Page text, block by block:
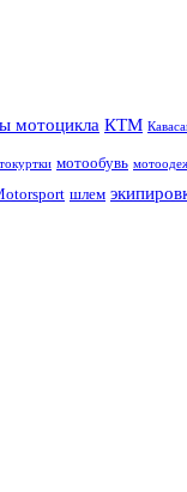
мотоцикла КТМ
мотообувь
шлем